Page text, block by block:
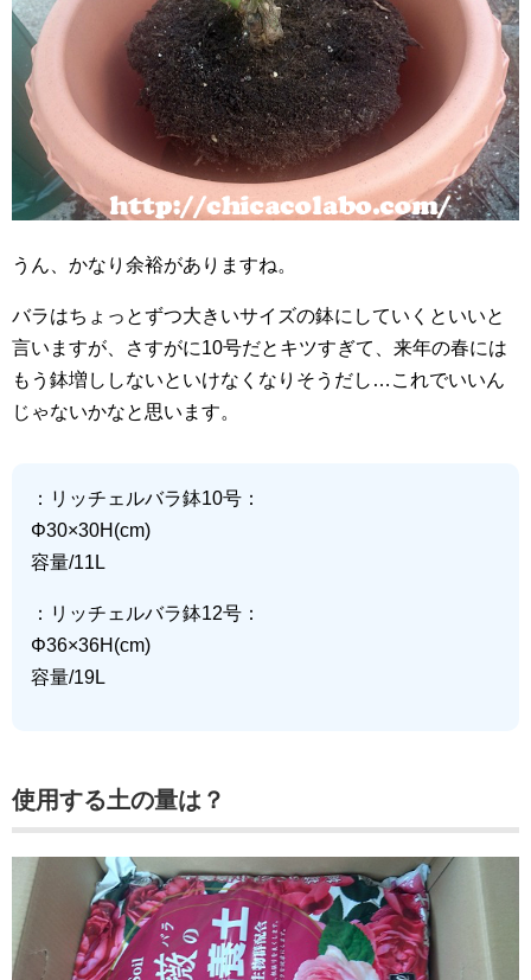
うん、かなり余裕がありますね。
バラはちょっとずつ大きいサイズの鉢にしていくといいと
言いますが、さすがに10号だとキツすぎて、来年の春には
もう鉢増ししないといけなくなりそうだし…これでいいん
じゃないかなと思います。
：リッチェルバラ鉢10号：
Φ30×30H(cm)
容量/11L
：リッチェルバラ鉢12号：
Φ36×36H(cm)
容量/19L
使用する土の量は？